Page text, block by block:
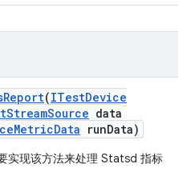
Report(ITestDevice
StreamSource data
MetricData runData)
实现该方法来处理 Statsd 指标